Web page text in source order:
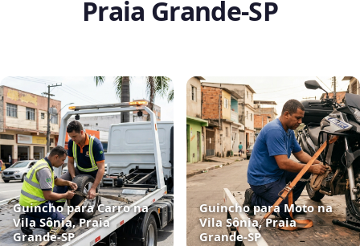
Praia Grande‑SP
Guincho para Carro na
Vila Sônia, Praia
Grande‑SP
Guincho para Moto na
Vila Sônia, Praia
Grande‑SP